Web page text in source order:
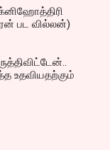
பட வில்லன்)
உதவியதற்கும்